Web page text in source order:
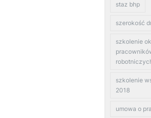
staz bhp
szerokość
szkolenie
szkolenie
2018
umowa o